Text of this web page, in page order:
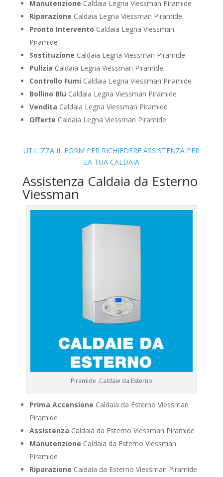
Manutenzione Caldaia Legna Viessman Piramide
Riparazione Caldaia Legna Viessman Piramide
Pronto Intervento Caldaia Legna Viessman
Piramide
Sostituzione Caldaia Legna Viessman Piramide
Pulizia Caldaia Legna Viessman Piramide
Controllo Fumi Caldaia Legna Viessman Piramide
Bollino Blu Caldaia Legna Viessman Piramide
Vendita Caldaia Legna Viessman Piramide
Offerte Caldaia Legna Viessman Piramide
UTILIZZA IL FORM PER RICHIEDERE ASSISTENZA PER
LA TUA CALDAIA
Assistenza Caldaia da Esterno
Viessman
Piramide .Caldaie da Esterno
Prima Accensione Caldaia da Esterno Viessman
Piramide
Assistenza Caldaia da Esterno Viessman Piramide
Manutenzione Caldaia da Esterno Viessman
Piramide
Riparazione Caldaia da Esterno Viessman Piramide